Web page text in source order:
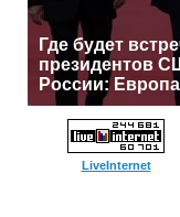
Где будет
президентов
России:
LiveInternet